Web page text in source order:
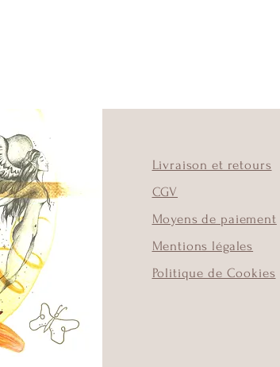
Livraison et retours
CGV
Moyens de paiement
Mentions légales
Politique de Cookies